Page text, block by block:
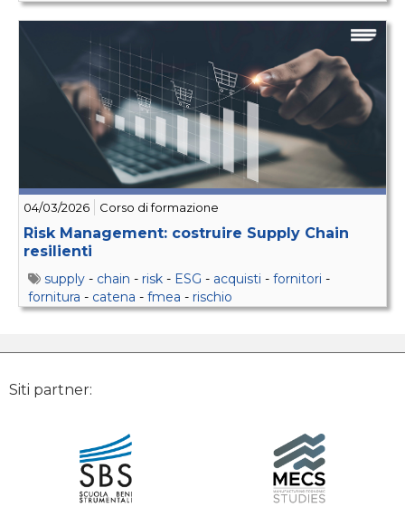
04/03/2026 Corso di formazione
Risk Management: costruire Supply Chain
resilienti
supply - chain - risk - ESG - acquisti - fornitori -
fornitura - catena - fmea - rischio
Siti partner: